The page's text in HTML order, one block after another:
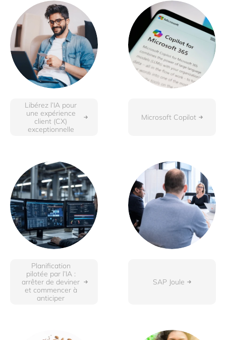
Libérez l’IA pour
une expérience
client (CX)
exceptionnelle
Microsoft Copilot
Planification
pilotée par l’IA :
arrêter de deviner
et commencer à
anticiper
SAP Joule